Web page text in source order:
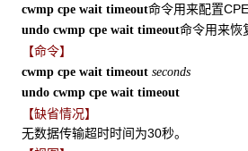
cwmp cpe wait timeout命令用来配置
undo cwmp cpe wait timeout命令用来恢
【命令】
cwmp cpe wait timeout seconds
undo cwmp cpe wait timeout
【缺省情况】
无数据传输超时时间为30秒。